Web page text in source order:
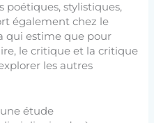
poétiques, stylistiques,
également chez le
qui estime que pour
le critique et la critique
les autres
étude